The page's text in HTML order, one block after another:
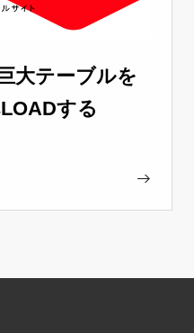
大テーブルを
する